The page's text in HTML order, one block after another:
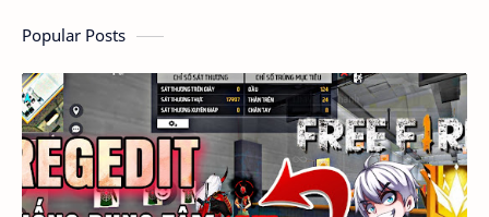
Popular Posts